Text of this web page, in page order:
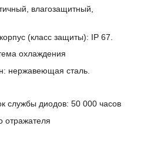
влагозащитный,
(класс защиты): IP 67.
охлаждения
нержавеющая сталь.
службы диодов: 50 000 часов
отражателя